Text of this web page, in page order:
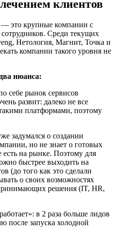
клиентов
— это крупные компании с
Среди текущих
Нетология, Магнит, Точка и
компании такого уровня не
нюанса:
себе рынок сервисов
развит: далеко не все
платформами, поэтому
задумался о создании
но не знает о готовых
на рынке. Поэтому для
быстрее выходить на
(до того как это сделали
о своих возможностях
решения (IT, HR,